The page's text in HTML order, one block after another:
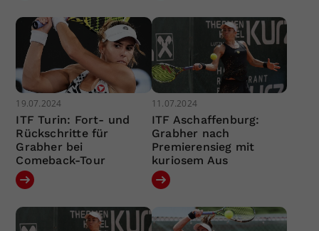
19.07.2024
ITF Turin: Fort- und
Rückschritte für
Grabher bei
Comeback-Tour
11.07.2024
ITF Aschaffenburg:
Grabher nach
Premierensieg mit
kuriosem Aus